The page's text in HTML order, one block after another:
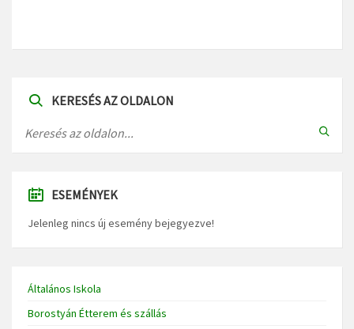
KERESÉS AZ OLDALON
ESEMÉNYEK
Jelenleg nincs új esemény bejegyezve!
Általános Iskola
Borostyán Étterem és szállás